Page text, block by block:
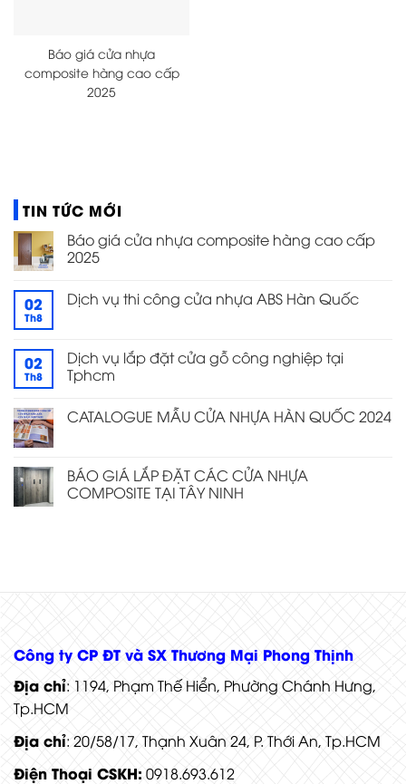
Báo giá cửa nhựa
composite hàng cao cấp
2025
TIN TỨC MỚI
Báo giá cửa nhựa composite hàng cao cấp
2025
02
Th8
Dịch vụ thi công cửa nhựa ABS Hàn Quốc
02
Th8
Dịch vụ lắp đặt cửa gỗ công nghiệp tại
Tphcm
CATALOGUE MẪU CỬA NHỰA HÀN QUỐC 2024
BÁO GIÁ LẮP ĐẶT CÁC CỬA NHỰA
COMPOSITE TẠI TÂY NINH
Công ty CP ĐT và SX Thương Mại Phong Thịnh
Địa chỉ: 1194, Phạm Thế Hiển, Phường Chánh Hưng,
Tp.HCM
Địa chỉ: 20/58/17, Thạnh Xuân 24, P. Thới An, Tp.HCM
Điện Thoại CSKH:0918.693.612